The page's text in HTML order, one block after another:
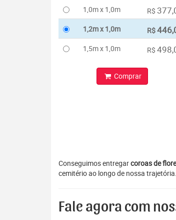
1,0m x 1,0m
R$
1,2m x 1,0m R$
1,5m x 1,0m R$
Comprar
Conseguimos entregarcoroas de
cemitério ao longo de nossa trajetória.
Fale agora com